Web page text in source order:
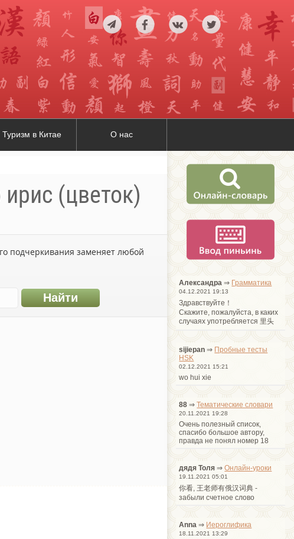
Туризм в Китае О нас
(цветок)
подчеркивания заменяет любой
Александра ⇒ Грамматика
04.12.2021 19:13
Здравствуйте！
Cкажите, пожалуйста, в каких
случаях употребляется 里头
sijiepan ⇒ Пробные тесты
HSK
02.12.2021 15:21
wo hui xie
88 ⇒Тематические словари
20.11.2021 19:28
Очень полезный список,
спасибо большое автору,
правда не понял номер 18
дядя Толя ⇒Онлайн-уроки
19.11.2021 05:01
你看, 王老师有俄汉词典 -
забыли счетное слово
Anna ⇒ Иероглифика
18.11.2021 13:29